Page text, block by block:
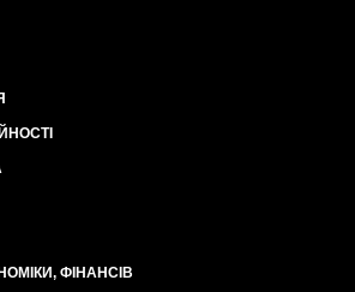
с нею, даже один
угроза, проблема и повод
и журналистов. Отсюда
кавардак в школьных чатах, где
рекомендуют усадить
двери на ключ. А то
школьников повадилось
процесс на видео и устраивать из
внезапно спрогнозируют
ФІНАНСІВ